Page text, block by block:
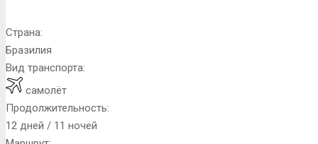
Страна:
Бразилия
Вид транспорта:
самолёт
Продолжительность:
12 дней / 11 ночей